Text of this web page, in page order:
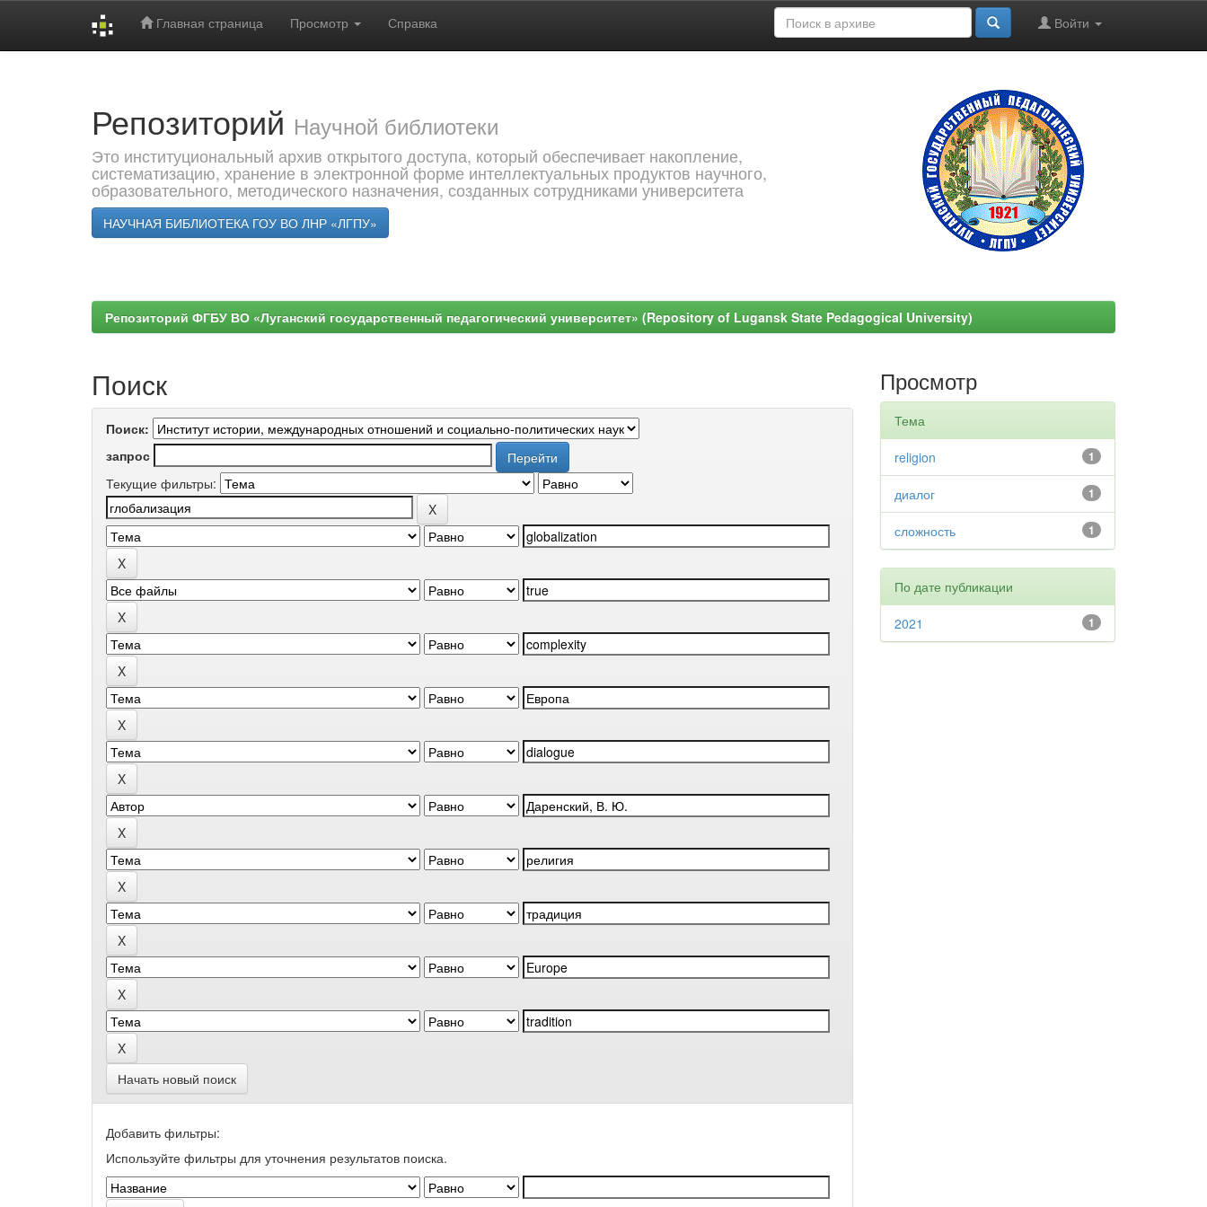
Главная страница Просмотр Справка Войти
Репозиторий Научной библиотеки
Это институциональный архив открытого доступа, который обеспечивает накопление,
систематизацию, хранение в электронной форме интеллектуальных продуктов научного,
образовательного, методического назначения, созданных сотрудниками университета
НАУЧНАЯ БИБЛИОТЕКА ГОУ ВО ЛНР «ЛГПУ»
Репозиторий ФГБУ ВО «Луганский государственный педагогический университет» (Repository of Lugansk State Pedagogical University)
Поиск
Поиск:
запрос
Текущие фильтры:
Начать новый поиск
Добавить фильтры:
Используйте фильтры для уточнения результатов поиска.
Просмотр
Тема
1
religion
1
диалог
1
сложность
По дате публикации
1
2021